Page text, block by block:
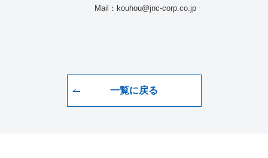
Mail ： kouhou@jnc-corp.co.jp
一覧に戻る